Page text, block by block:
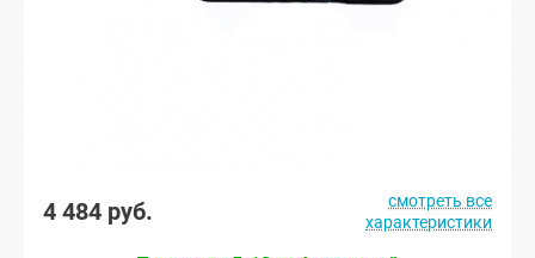
4 484 руб.
смотреть все
характеристики